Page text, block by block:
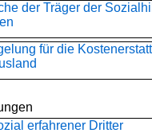
der Träger der
für die
erfahrener Dritter